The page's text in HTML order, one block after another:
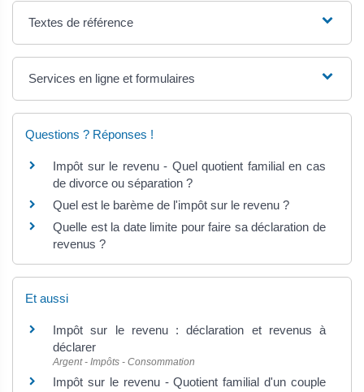
Textes de référence
Services en ligne et formulaires
Questions ? Réponses !
Impôt sur le revenu - Quel quotient familial en cas
de divorce ou séparation ?
Quel est le barème de l'impôt sur le revenu ?
Quelle est la date limite pour faire sa déclaration de
revenus ?
Et aussi
Impôt sur le revenu : déclaration et revenus à
déclarer
Argent - Impôts - Consommation
Impôt sur le revenu - Quotient familial d'un couple